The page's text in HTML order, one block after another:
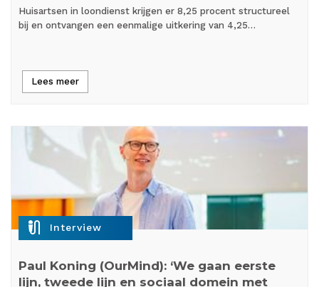
Huisartsen in loondienst krijgen er 8,25 procent structureel
bij en ontvangen een eenmalige uitkering van 4,25…
Lees meer
mic_external_on Interview
Paul Koning (OurMind): ‘We gaan eerste
lijn, tweede lijn en sociaal domein met